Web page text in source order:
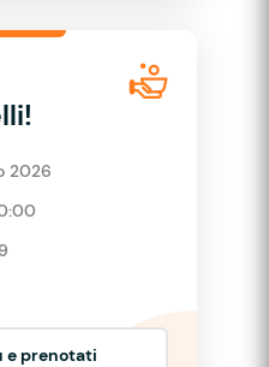
2026
e prenotati